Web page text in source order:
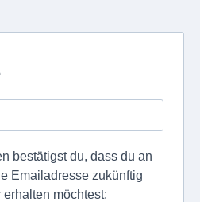
bestätigst du, dass du an
Emailadresse zukünftig
möchtest: